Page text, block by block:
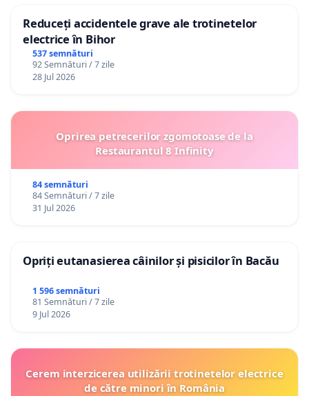
Reduceți accidentele grave ale trotinetelor
electrice în Bihor
537 semnături
92 Semnături / 7 zile
28 Jul 2026
Oprirea petrecerilor zgomotoase de la
Restaurantul 8 Infinity
84 semnături
84 Semnături / 7 zile
31 Jul 2026
Opriți eutanasierea câinilor și pisicilor în Bacău
1 596 semnături
81 Semnături / 7 zile
9 Jul 2026
Cerem interzicerea utilizării trotinetelor electrice
de către minori în România